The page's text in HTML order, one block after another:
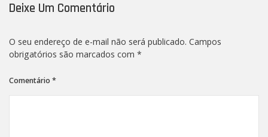
Deixe Um Comentário
O seu endereço de e-mail não será publicado. Campos
obrigatórios são marcados com *
Comentário *